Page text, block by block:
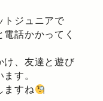
トジュニアで
話かかってく
け、友達と遊び
す。
ますね